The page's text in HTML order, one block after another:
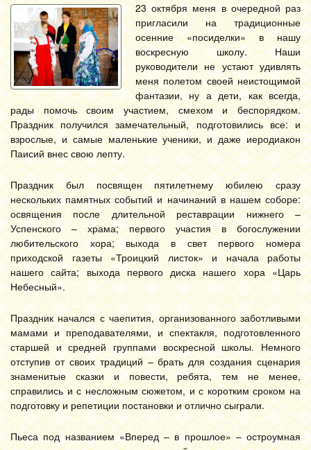
23 октября меня в очередной раз
пригласили на традиционные
осенние «посиделки» в нашу
воскресную школу. Наши
руководители не устают удивлять
меня полетом своей неистощимой
фантазии, ну а дети, как всегда,
рады помочь своим участием, смехом и беспорядком.
Праздник получился замечательный, подготовились все: и
взрослые, и самые маленькие ученики, и даже иеродиакон
Паисий внес свою лепту.
Праздник был посвящен пятилетнему юбилею сразу
нескольких памятных событий и начинаний в нашем соборе:
освящения после длительной реставрации нижнего –
Успенского – храма; первого участия в богослужении
любительского хора; выхода в свет первого номера
приходской газеты «Троицкий листок» и начала работы
нашего сайта; выхода первого диска нашего хора «Царь
Небесный».
Праздник начался с чаепития, организованного заботливыми
мамами и преподавателями, и спектакля, подготовленного
старшей и средней группами воскресной школы. Немного
отступив от своих традиций – брать для создания сценария
знаменитые сказки и повести, ребята, тем не менее,
справились и с несложным сюжетом, и с коротким сроком на
подготовку и репетиции постановки и отлично сыграли.
Пьеса под названием «Вперед – в прошлое» – остроумная